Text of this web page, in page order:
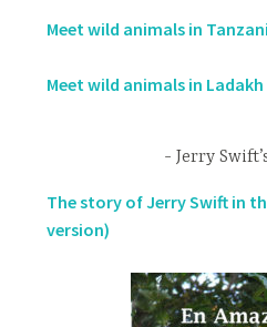
Meet wild animals in
Meet wild animals in Ladakh
Jerry
The story of Jerry Swift in
version)